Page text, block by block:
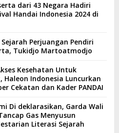
dari 43 Negara Hadiri
Handai Indonesia 2024 di
Perjuangan Pendiri
Tukidjo Martoatmodjo
Kesehatan Untuk
Haleon Indonesia Luncurkan
Cekatan dan Kader PANDAI
Di deklarasikan, Garda Wali
Gas Menyusun
Literasi Sejarah